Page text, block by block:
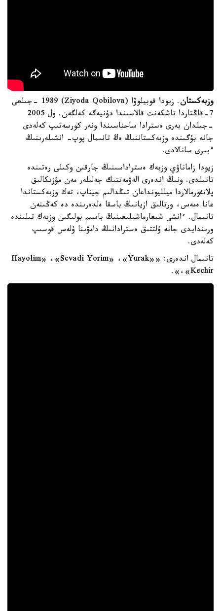
وزبەكستان
. زيودا قوبيلوۆا (Ziyoda Qobilova) 1989 -جىلعى
7-قاڭتاردا تاشكەنت قالاسىندا دۇنيەگە كەلگەن. ول 2005
-جىلدان بەرى ەسترادا ساحناسىندا ونەر كورسەتىپ كەلەدى
جانە بۇگىندە وزبەكستاننىڭ ەڭ تانىمال پوپ- انشىلەرىنىڭ
ءبىرى سانالادى.
زيودا زاماناۋي وزبەك ەستراداسىنىڭ جارقىن وكىلى رەتىندە
تانىلدى. ونىڭ اندەرى الەۋمەتتىك جەلىلەر مەن مۋزىكالىق
پلاتفورمالاردا ميلليونداعان تىڭدالىم جيناپ، تەك وزبەكستاندا
عانا ەمەس، ورتالىق ازيانىڭ باسقا ەلدەرىندە دە كەڭىنەن
تانىمال. ءانشى شىعارماشىلىعىنىڭ باسىم بولىگىن وزبەك تىلىندە
ورىندايدى جانە ۇلتتىق ەسترادانىڭ دامۋىنا ۇلەس قوسىپ
كەلەدى.
تانىمال اندەرى: «Hayolim» ،«Sevadi Yorim» ،«Yurak»
،«Kechir».